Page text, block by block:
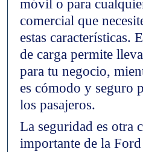
móvil o para
comercial que
estas características.
de carga permite
para tu negocio,
es cómodo y seguro
los pasajeros.
La seguridad es otra
importante de la